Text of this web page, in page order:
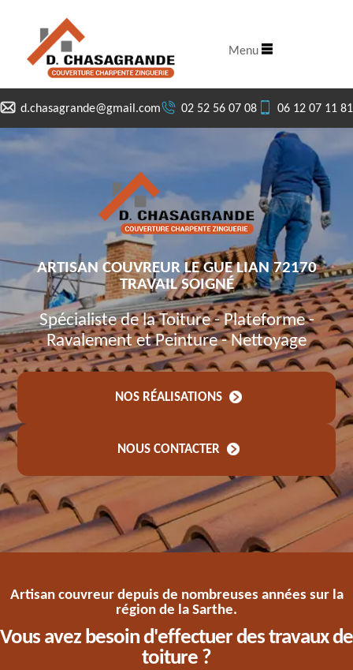
d.chasagrande@gmail.com 02 52 56 07 08 06 12 07 11 81
Menu
ARTISAN COUVREUR LE GUE LIAN 72170
TRAVAIL SOIGNÉ
Spécialiste de la Toiture - Plateforme -
Ravalement et Peinture - Nettoyage
NOS RÉALISATIONS
NOUS CONTACTER
Artisan couvreur depuis de nombreuses années sur la
région de la Sarthe.
Vous avez besoin d'effectuer des travaux de
toiture ?